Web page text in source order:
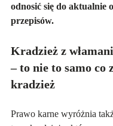
odnosić się do aktualnie
przepisów.
Kradzież z
– to nie to samo co
kradzież
Prawo karne wyróżnia